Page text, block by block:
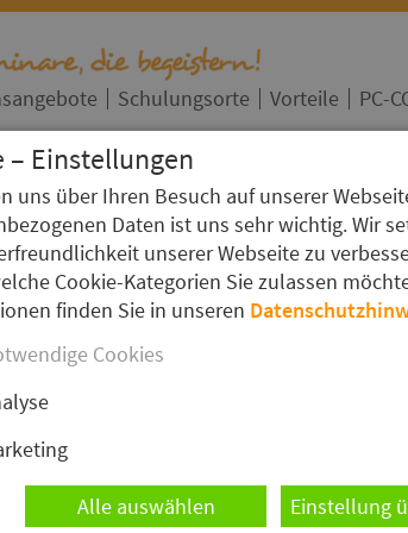
Schulungsorte Vorteile PC-
an 1 Standorten
Schulungspartner
Trainer
oesterreich@pc-college.de
– Einstellungen
uns über Ihren Besuch auf unserer
Daten ist uns sehr wichtig. Wir
unserer Webseite zu
Cookie-Kategorien Sie zulassen
finden Sie in unseren
Cookies
Alle auswählen
Einstellung